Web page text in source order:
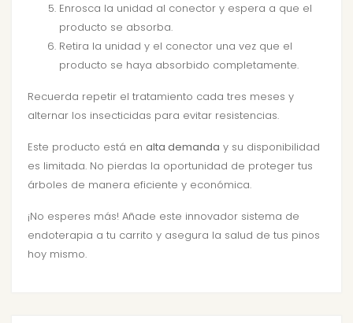
Enrosca la unidad al conector y espera a que el
producto se absorba.
Retira la unidad y el conector una vez que el
producto se haya absorbido completamente.
Recuerda repetir el tratamiento cada tres meses y
alternar los insecticidas para evitar resistencias.
Este producto está en alta demanda y su disponibilidad
es limitada. No pierdas la oportunidad de proteger tus
árboles de manera eficiente y económica.
¡No esperes más! Añade este innovador sistema de
endoterapia a tu carrito y asegura la salud de tus pinos
hoy mismo.